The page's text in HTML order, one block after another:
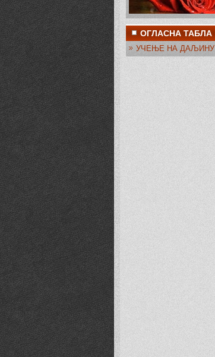
ОГЛАСНА ТАБЛА
УЧЕЊЕ НА ДАЉИНУ